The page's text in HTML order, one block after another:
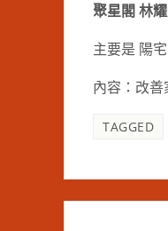
聚星閣 林
主要是 陽
內容：改
TAGGED